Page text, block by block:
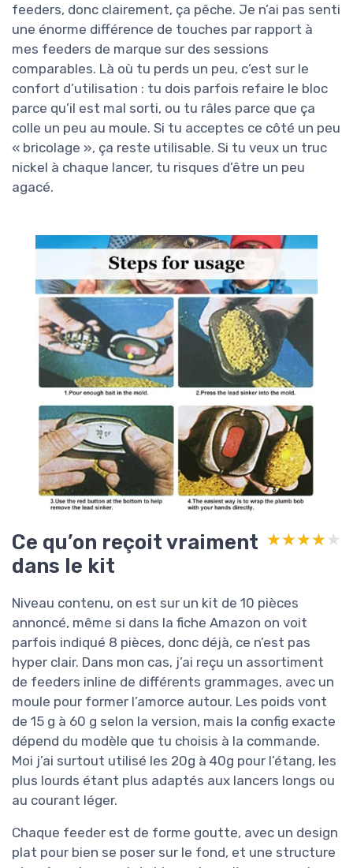
feeders, donc clairement, ça pêche. Je n’ai pas senti
une énorme différence de touches par rapport à
mes feeders de marque sur des sessions
comparables. Là où tu perds un peu, c’est sur le
confort d’utilisation : tu dois parfois refaire le bloc
parce qu’il est mal sorti, ou tu râles parce que ça
colle un peu au moule. Si tu acceptes ce côté un peu
« bricolage », ça reste utilisable. Si tu veux un truc
nickel à chaque lancer, tu risques d’être un peu
agacé.
Ce qu’on reçoit vraiment
dans le kit
★★★★★
★★★★★
Niveau contenu, on est sur un kit de 10 pièces
annoncé, même si dans la fiche Amazon on voit
parfois indiqué 8 pièces, donc déjà, ce n’est pas
hyper clair. Dans mon cas, j’ai reçu un assortiment
de feeders inline de différents grammages, avec un
moule pour former l’amorce autour. Les poids vont
de 15 g à 60 g selon la version, mais la config exacte
dépend du modèle que tu choisis à la commande.
Moi j’ai surtout utilisé les 20g à 40g pour l’étang, les
plus lourds étant plus adaptés aux lancers longs ou
au courant léger.
Chaque feeder est de forme goutte, avec un design
plat pour bien se poser sur le fond, et une structure